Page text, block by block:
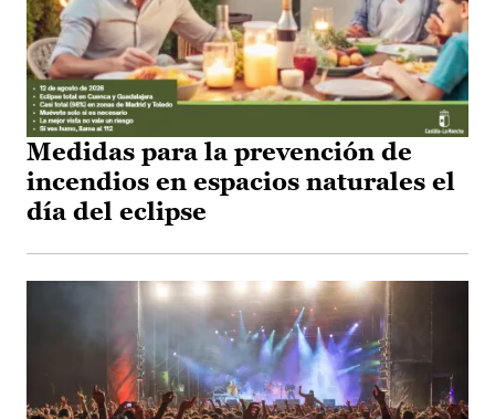
Medidas para la prevención de
incendios en espacios naturales el
día del eclipse